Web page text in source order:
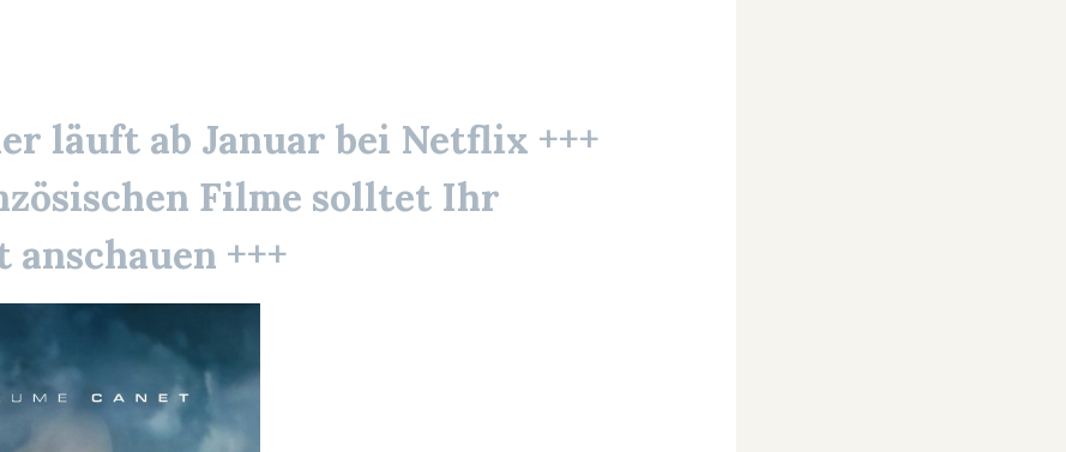
läuft ab Januar bei Netflix +++
Filme solltet Ihr
+++